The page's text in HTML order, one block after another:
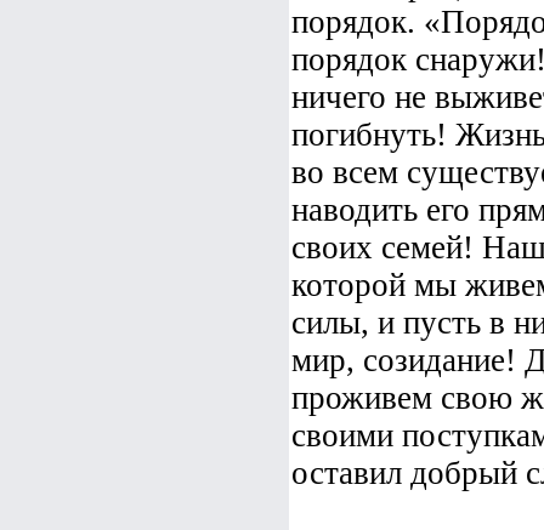
порядок.
порядок
ничего не
погибнуть!
во всем
наводить его
своих семей!
которой мы
силы, и пусть в
мир, созидание!
проживем свою
своими
оставил добрый